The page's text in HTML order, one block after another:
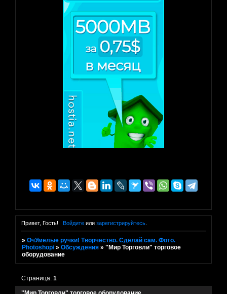
Привет, Гость! Войдитеили зарегистрируйтесь.
»ОчУмелые ручки! Творчество. Сделай сам. Фото.
Photoshop/ »Обсуждения »"Мир Торговли" торговое
оборудование
Страница:1